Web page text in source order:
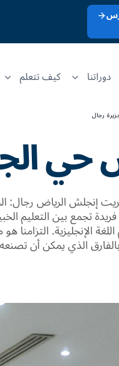
دوراتنا كيف تتعلم
رجال
حي
إنجلش الرياض رجال:
تجمع بين التعليم
الإنجليزية.
الذي يمكن أن